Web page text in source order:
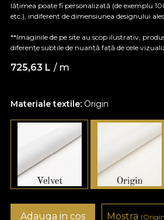
Materiale textile: Origin
lățimea poate fi personalizată (de exemplu
etc.), indiferent de dimensiunea designului ales.
**Imaginile de pe site au scop ilustrativ,
diferențe subtile de nuanță față de cele
725,63 L / m
Adauga in cos Mostra